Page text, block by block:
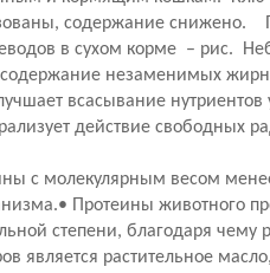
содержание снижено.
в сухом корме – рис.
незаменимых
всасывание
действие свободных
с молекулярным весом менее
Протеины животного
степени, благодаря
является растительное